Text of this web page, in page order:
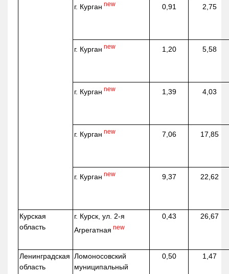
г. Курган new 0,91 2,75
г. Курган new 1,20 5,58
г. Курган new 1,39 4,03
г. Курган new 7,06 17,85
г. Курган new 9,37 22,62
Курская
область
г. Курск, ул. 2-я
Агрегатная new
0,43 26,67
Ленинградская
область
Ломоносовский
муниципальный
0,50 1,47